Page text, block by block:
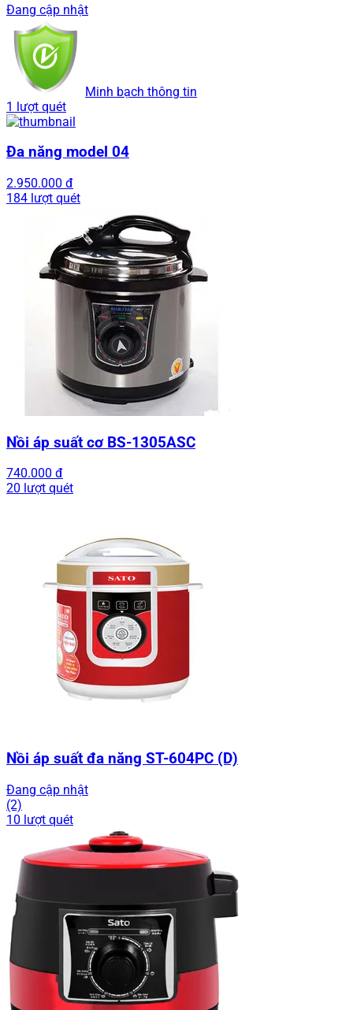
Đang cập nhật
Minh bạch thông tin
1 lượt quét
Đa năng model 04
2.950.000 đ
184 lượt quét
Nồi áp suất cơ BS-1305ASC
740.000 đ
20 lượt quét
Nồi áp suất đa năng ST-604PC (D)
Đang cập nhật
(2)
10 lượt quét